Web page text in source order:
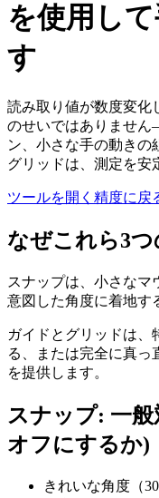
を使用し
す
読み取り値が数度変化
のせいではありませ
ン、小さな手の動きの
グリッドは、測定を安
ツールを開く 精度に戻
なぜこれら3
スナップは、小さなマ
意図した角度に着地す
ガイドとグリッドは、
る、または完全に真っ
を提供します。
スナップ: 一
オフにするか)
きれいな角度（